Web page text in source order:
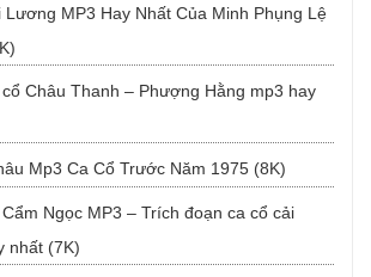
MP3 Hay Nhất Của Minh Phụng Lệ
Châu Thanh – Phượng Hằng mp3 hay
Mp3 Ca Cổ Trước Năm 1975 (8K)
Ngọc MP3 – Trích đoạn ca cổ cải
nhất (7K)